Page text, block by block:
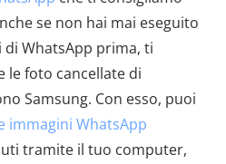
se non hai mai eseguito
WhatsApp prima, ti
le foto cancellate di
Samsung. Con esso, puoi
immagini WhatsApp
tramite il tuo computer,